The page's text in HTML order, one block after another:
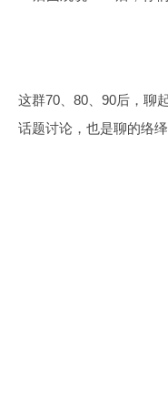
这群70、80、90后，聊
话题讨论，也是聊的络